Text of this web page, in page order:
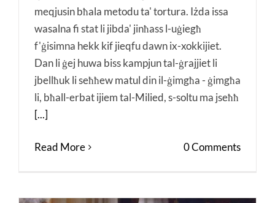
meqjusin bħala metodu ta' tortura. Iżda issa
wasalna fi stat li jibda' jinħass l-uġiegħ
f'ġisimna hekk kif jieqfu dawn ix-xokkijiet.
Dan li ġej huwa biss kampjun tal-ġrajjiet li
jbellħuk li seħħew matul din il-ġimgħa - ġimgħa
li, bħall-erbat ijiem tal-Milied, s-soltu ma jseħħ
[...]
Read More 0 Comments